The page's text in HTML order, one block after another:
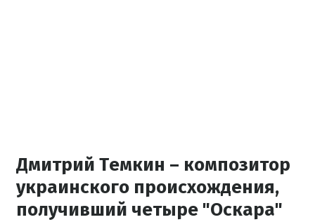
Дмитрий Темкин – композитор
украинского происхождения,
получивший четыре "Оскара"